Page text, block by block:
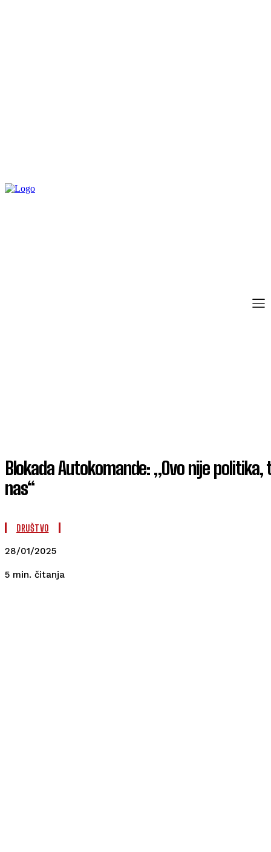
Blokada Autokomande: „Ovo nije
nas“
DRUŠTVO
28/01/2025
5 min. čitanja